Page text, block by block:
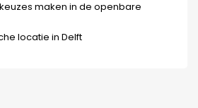
maken in de openbare
locatie in Delft